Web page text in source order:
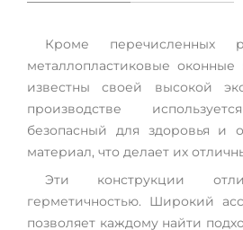
Кроме перечисленных
металлопластиковые оконные
известны своей высокой
производстве
безопасный для здоровья и
материал, что делает их
Эти конструкции
герметичностью. Широкий
позволяет каждому найти